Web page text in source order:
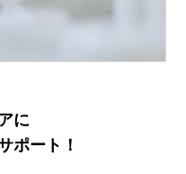
に
ポート！